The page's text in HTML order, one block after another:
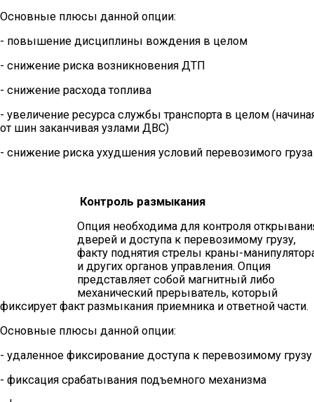
Основные плюсы данной опции:
- повышение дисциплины вождения в целом
- снижение риска возникновения ДТП
- снижение расхода топлива
- увеличение ресурса службы транспорта в целом
от шин заканчивая узлами ДВС)
- снижение риска ухудшения условий перевозимого груза
Контроль размыкания
Опция необходима для контроля
дверей и доступа к перевозимому грузу,
факту поднятия стрелы краны-
и других органов управления. Опция
представляет собой магнитный либо
механический прерыватель, который
фиксирует факт размыкания приемника и ответной части.
Основные плюсы данной опции:
- удаленное фиксирование доступа к перевозимому грузу
- фиксация срабатывания подъемного механизма